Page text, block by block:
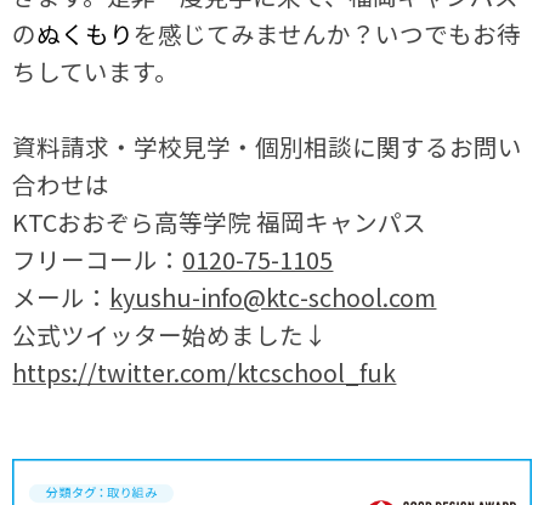
のぬくもりを感じてみませんか？いつでもお待
ちしています。
資料請求・学校見学・個別相談に関するお問い
合わせは
KTCおおぞら高等学院 福岡キャンパス
フリーコール： 0120-75-1105
メール： kyushu-info@ktc-school.com
公式ツイッター始めました↓
https://twitter.com/ktcschool_fuk